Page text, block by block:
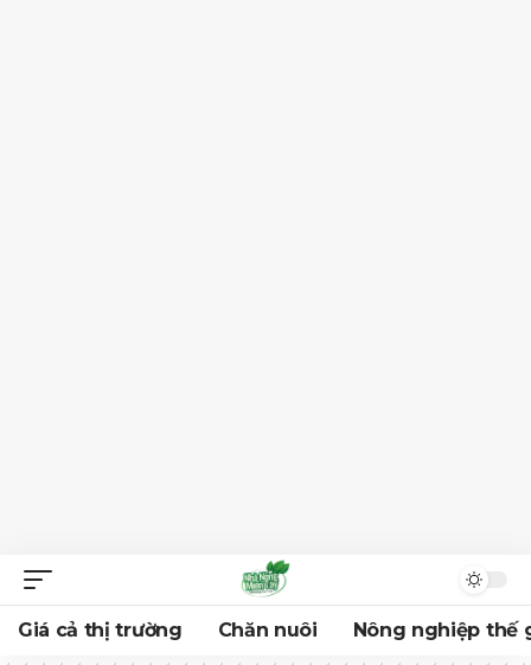
Giá cả thị trường Chăn nuôi Nông nghiệp thế